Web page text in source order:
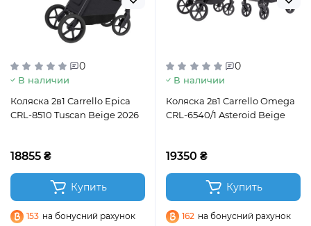
0
В наличии
Коляска 2в1 Carrello Epica
CRL-8510 Tuscan Beige 2026
18855 ₴
Купить
153 на бонусний рахунок
0
В наличии
Коляска 2в1 Carrello Omega
CRL-6540/1 Asteroid Beige
19350 ₴
Купить
162 на бонусний рахунок